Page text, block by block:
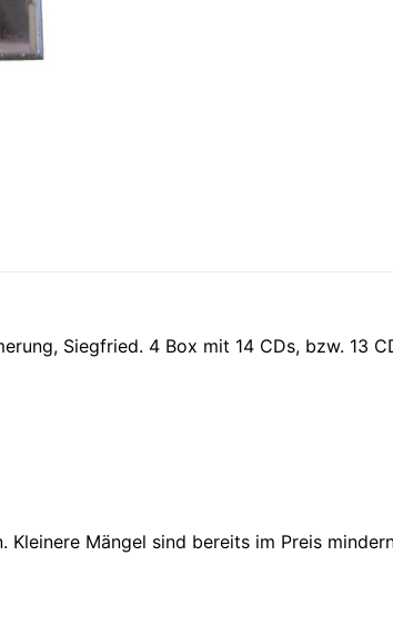
Siegfried. 4 Box mit 14 CDs, bzw. 13
Kleinere Mängel sind bereits im Preis